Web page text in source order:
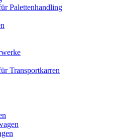
Palettenhandling
Transportkarren